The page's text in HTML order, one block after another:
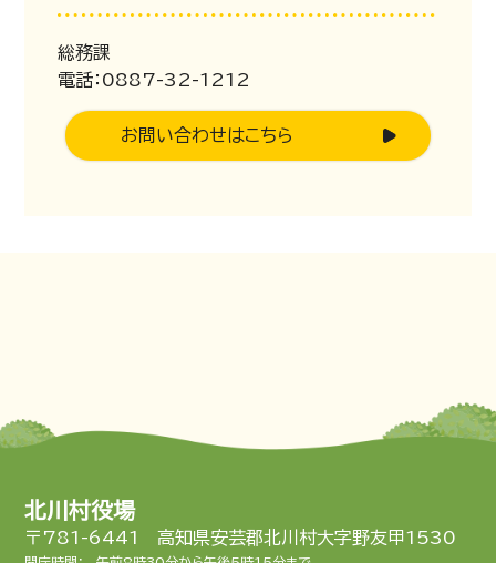
総務課
電話：0887-32-1212
お問い合わせはこちら
北川村役場
〒781-6441 高知県安芸郡北川村大字野友甲1530